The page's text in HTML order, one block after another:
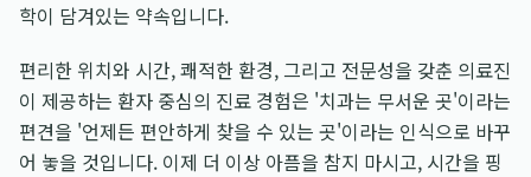
학이 담겨있는 약속입니다.
편리한 위치와 시간, 쾌적한 환경, 그리고 전문성을 갖춘 의료진
이 제공하는 환자 중심의 진료 경험은 '치과는 무서운 곳'이라는
편견을 '언제든 편안하게 찾을 수 있는 곳'이라는 인식으로 바꾸
어 놓을 것입니다. 이제 더 이상 아픔을 참지 마시고, 시간을 핑